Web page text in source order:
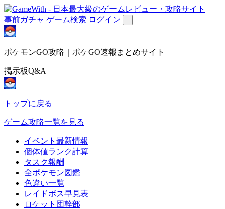
事前ガチャ ゲーム検索 ログイン
ポケモンGO攻略｜ポケGO速報まとめサイト
掲示板Q&A
トップに戻る
ゲーム攻略一覧を見る
イベント最新情報
個体値ランク計算
タスク報酬
全ポケモン図鑑
色違い一覧
レイドボス早見表
ロケット団幹部